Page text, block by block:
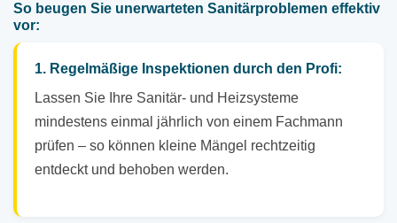
So beugen Sie unerwarteten Sanitärproblemen effektiv
vor:
1. Regelmäßige Inspektionen durch den Profi:
Lassen Sie Ihre Sanitär- und Heizsysteme
mindestens einmal jährlich von einem Fachmann
prüfen – so können kleine Mängel rechtzeitig
entdeckt und behoben werden.